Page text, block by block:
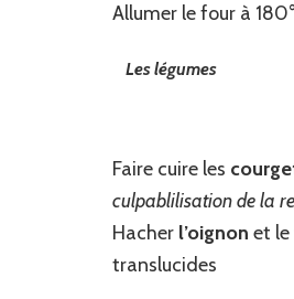
Allumer le four à 180°
Les légumes
Faire cuire les
culpablilisation de la
Hacher l’oignon et le
translucides